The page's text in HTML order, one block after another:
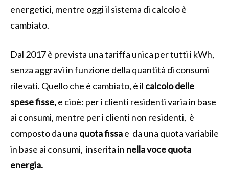
energetici, mentre oggi il sistema di calcolo è
cambiato.
Dal 2017 è prevista una tariffa unica per tutti i kWh,
senza aggravi in funzione della quantità di consumi
rilevati. Quello che è cambiato, è il calcolo delle
spese fisse,e cioè: per i clienti residenti varia in base
ai consumi, mentre per i clienti non residenti, è
composto da una quota fissae da una quota variabile
in base ai consumi, inserita in nella voce quota
energia.